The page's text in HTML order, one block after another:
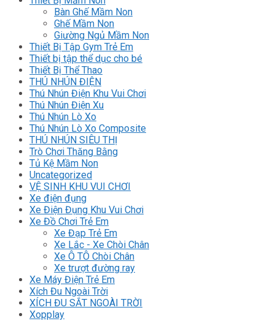
Bàn Ghế Mầm Non
Ghế Mầm Non
Giường Ngủ Mầm Non
Thiết Bị Tập Gym Trẻ Em
Thiết bị tập thể dục cho bé
Thiết Bị Thể Thao
THÚ NHÚN ĐIỆN
Thú Nhún Điện Khu Vui Chơi
Thú Nhún Điện Xu
Thú Nhún Lò Xo
Thú Nhún Lò Xo Composite
THÚ NHÚN SIÊU THỊ
Trò Chơi Thăng Bằng
Tủ Kệ Mầm Non
Uncategorized
VỆ SINH KHU VUI CHƠI
Xe điện đụng
Xe Điện Đụng Khu Vui Chơi
Xe Đồ Chơi Trẻ Em
Xe Đạp Trẻ Em
Xe Lắc - Xe Chòi Chân
Xe Ô TÔ Chòi Chân
Xe trượt đường ray
Xe Máy Điện Trẻ Em
Xích Đu Ngoài Trời
XÍCH ĐU SẮT NGOÀI TRỜI
Xopplay